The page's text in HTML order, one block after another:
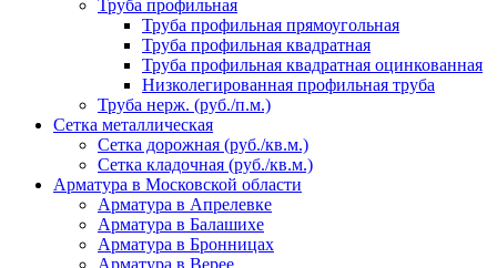
Труба профильная
Труба профильная прямоугольная
Труба профильная квадратная
Труба профильная квадратная оцинкованная
Низколегированная профильная труба
Труба нерж. (руб./п.м.)
Сетка металлическая
Сетка дорожная (руб./кв.м.)
Сетка кладочная (руб./кв.м.)
Арматура в Московской области
Арматура в Апрелевке
Арматура в Балашихе
Арматура в Бронницах
Арматура в Верее